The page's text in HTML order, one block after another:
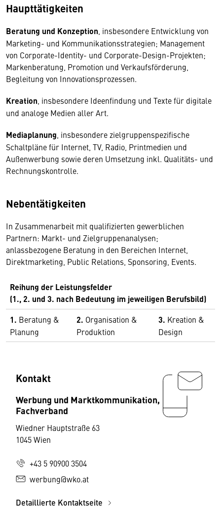
Haupttätigkeiten
Beratung und Konzeption , insbesondere Entwicklung von
Marketing- und Kommunikationsstrategien; Management
von Corporate-Identity- und Corporate-Design-Projekten;
Markenberatung, Promotion und Verkaufsförderung,
Begleitung von Innovationsprozessen.
Kreation , insbesondere Ideenfindung und Texte für digitale
und analoge Medien aller Art.
Mediaplanung , insbesondere zielgruppenspezifische
Schaltpläne für Internet, TV, Radio, Printmedien und
Außenwerbung sowie deren Umsetzung inkl. Qualitäts- und
Rechnungskontrolle.
Nebentätigkeiten
In Zusammenarbeit mit qualifizierten gewerblichen
Partnern: Markt- und Zielgruppenanalysen;
anlassbezogene Beratung in den Bereichen Internet,
Direktmarketing, Public Relations, Sponsoring, Events.
Reihung der Leistungsfelder
(1., 2. und 3. nach Bedeutung im jeweiligen Berufsbild)
1. Beratung &
Planung
2. Organisation &
Produktion
3. Kreation &
Design
Kontakt
Werbung und Marktkommunikation,
Fachverband
Wiedner Hauptstraße 63
1045 Wien
+43 5 90900 3504
werbung@wko.at
Detaillierte Kontaktseite